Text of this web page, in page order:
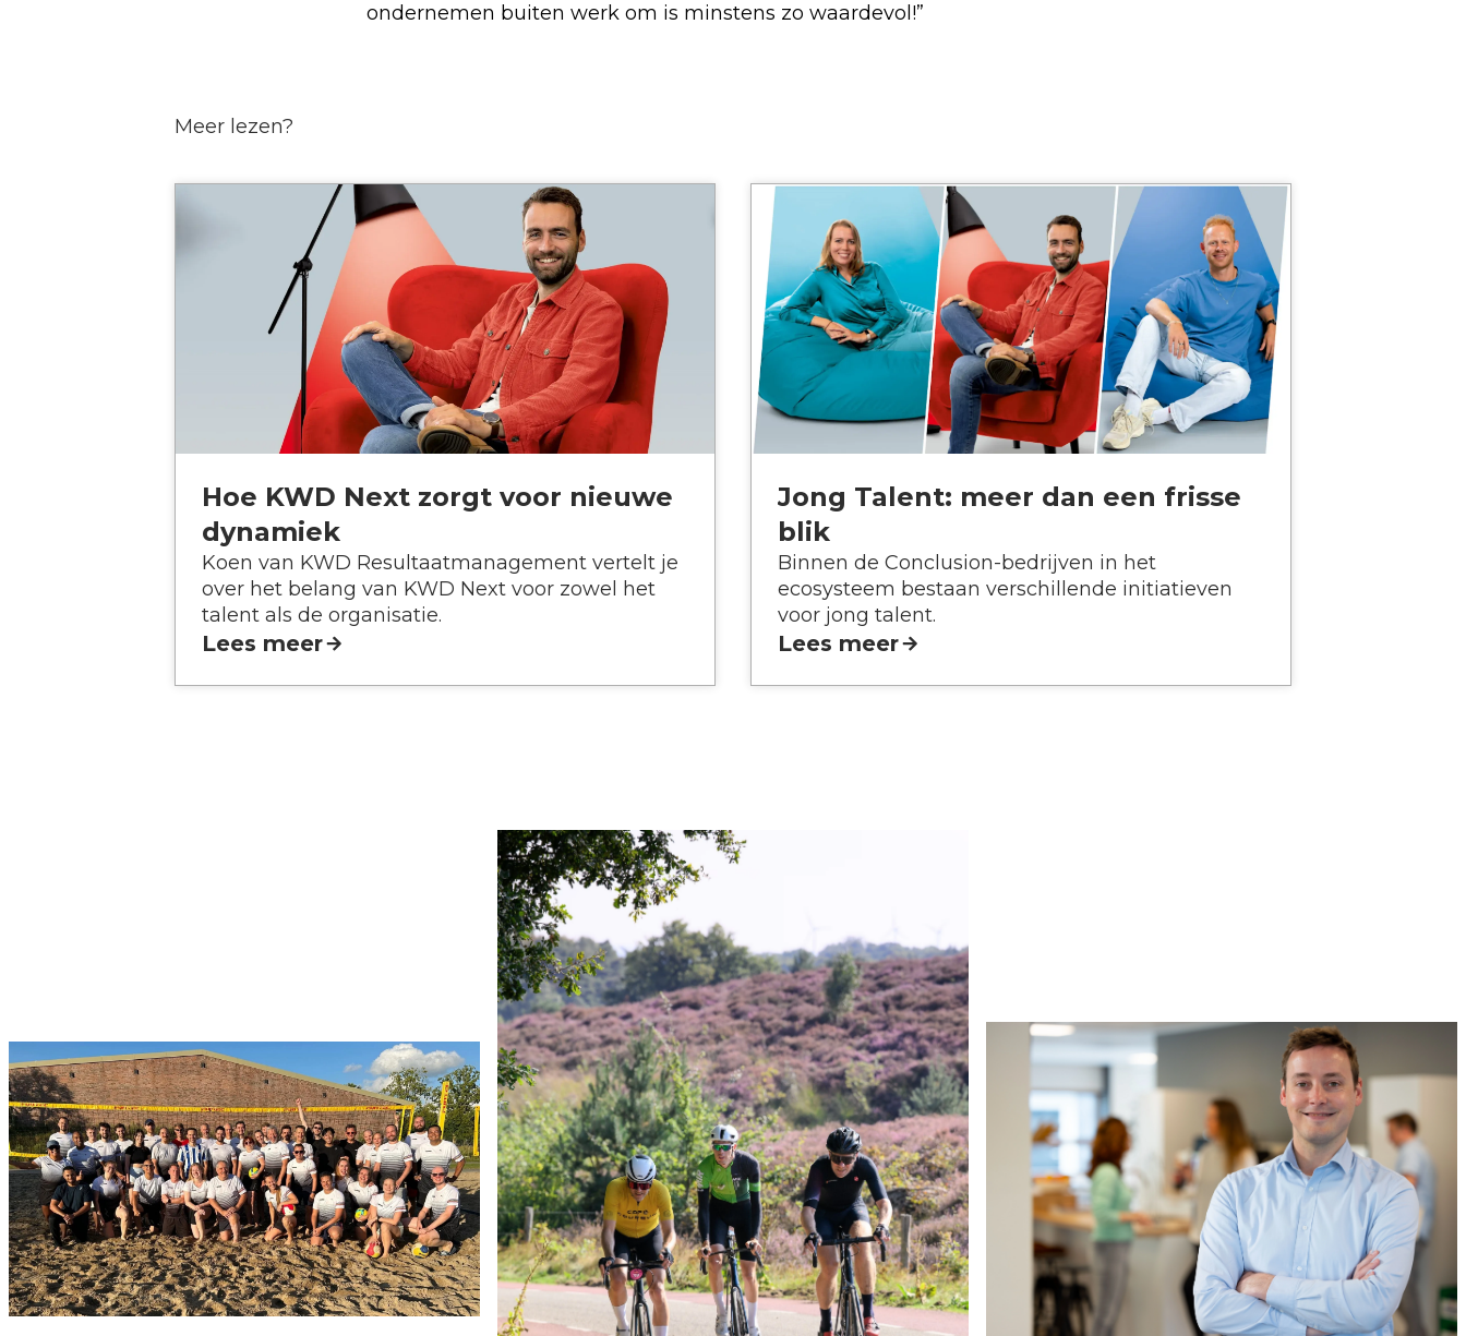
ondernemen buiten werk om is minstens zo waardevol!”
Meer lezen?
Hoe KWD Next zorgt voor nieuwe
dynamiek
Koen van KWD Resultaatmanagement vertelt je
over het belang van KWD Next voor zowel het
talent als de organisatie.
Lees meer
Jong Talent: meer dan een frisse
blik
Binnen de Conclusion-bedrijven in het
ecosysteem bestaan verschillende initiatieven
voor jong talent.
Lees meer